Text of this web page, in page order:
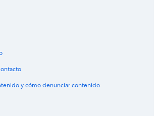
y cómo denunciar contenido